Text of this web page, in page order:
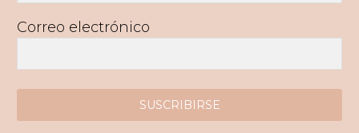
Correo electrónico
SUSCRIBIRSE